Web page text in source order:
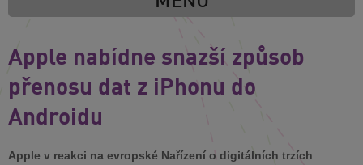
Apple nabídne snazší způsob
přenosu dat z iPhonu do
Androidu
Apple v reakci na evropské Nařízení o digitálních trzích